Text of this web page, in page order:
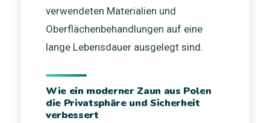
verwendeten Materialien und
Oberflächenbehandlungen auf eine
lange Lebensdauer ausgelegt sind.
Wie ein moderner Zaun aus Polen
die Privatsphäre und Sicherheit
verbessert